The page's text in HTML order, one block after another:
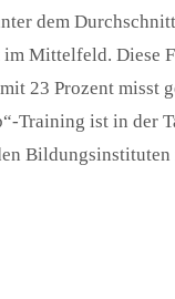
dem
Mittelfeld. Diese
23 Prozent misst
Training ist in der